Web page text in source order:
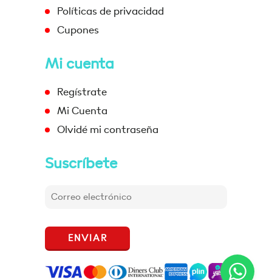
Políticas de privacidad
Cupones
Mi cuenta
Regístrate
Mi Cuenta
Olvidé mi contraseña
Suscríbete
ENVIAR